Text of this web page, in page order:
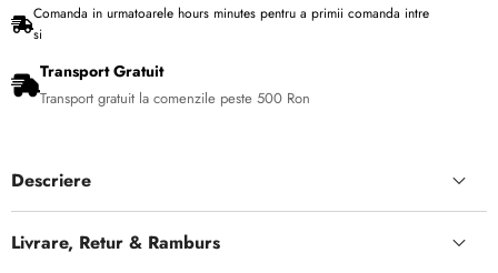
Comanda in urmatoarele hours minutes pentru a primii comanda intre
si
Transport Gratuit
Transport gratuit la comenzile peste 500 Ron
Descriere
Livrare, Retur & Ramburs